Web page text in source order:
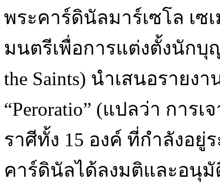
พระคาร์ดินัลมาร์เซโล เซเ
มนตรีเพื่อการแต่งตั้งนักบุญ
the Saints) นำเสนอราย
“Peroratio” (แปลว่า การ
ราศีทั้ง 15 องค์ ที่กำลังอ
คาร์ดินัลได้ลงมติและอนุ